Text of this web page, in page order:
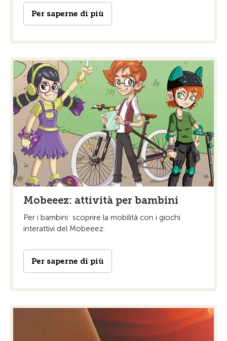
Per saperne di più
Mobeeez: attività per bambini
Per i bambini: scoprire la mobilità con i giochi
interattivi del Mobeeez.
Per saperne di più